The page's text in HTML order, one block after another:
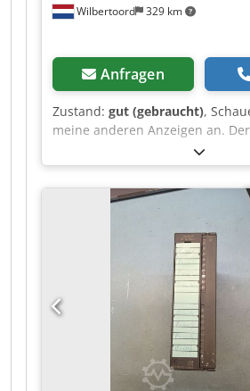
Wilbertoord 329 km
Anfragen
Zustand: gut (gebraucht),
meine anderen Anzeigen an.
verhandelbar. Crodpfozr Ilpex